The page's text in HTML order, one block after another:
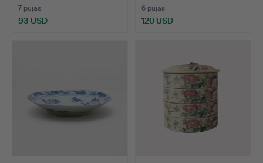
7 pujas
93 USD
6 pujas
120 USD